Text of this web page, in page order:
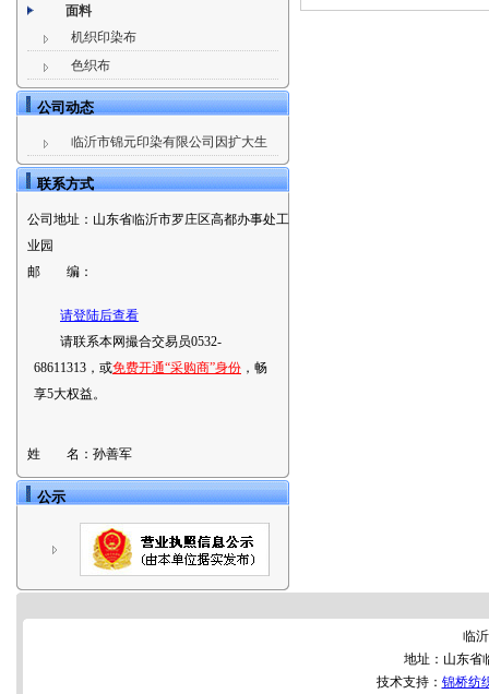
面料
机织印染布
色织布
公司动态
临沂市锦元印染有限公司因扩大生
联系方式
公司地址： 山东省临沂市罗庄区高都办事处工
业园
邮 编：
请登陆后查看
请联系本网撮合交易员0532-
68611313，或免费开通“采购商”身份 ，畅
享5大权益。
姓 名： 孙善军
公示
临
地址：山东省
技术支持： 锦桥纺